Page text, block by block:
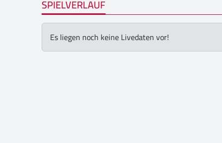
SPIELVERLAUF
Es liegen noch keine Livedaten vor!